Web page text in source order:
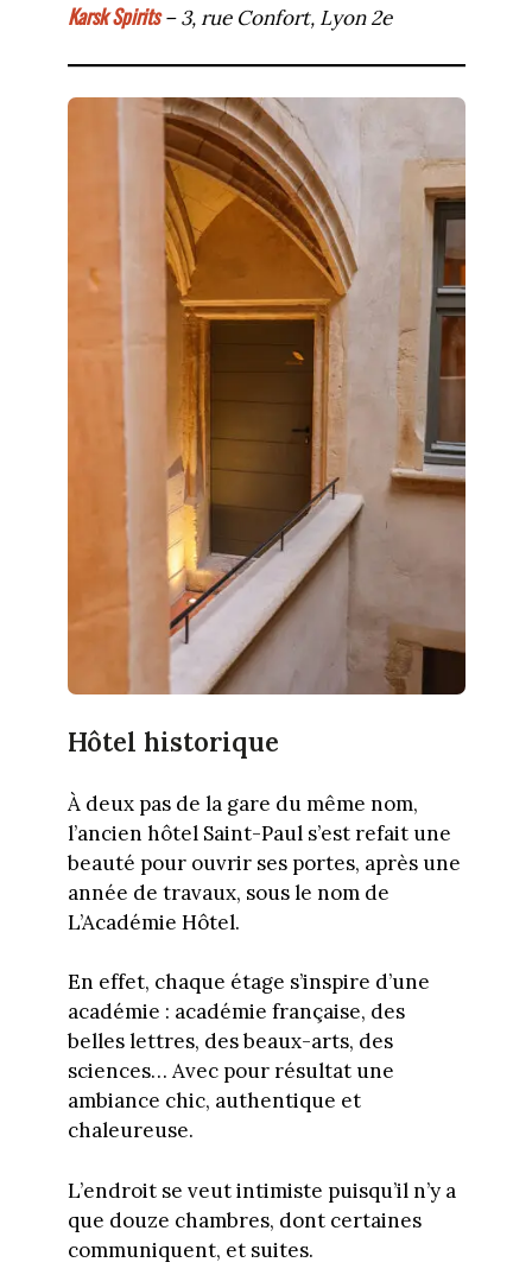
Karsk Spirits – 3, rue Confort, Lyon 2e
Hôtel historique
À deux pas de la gare du même nom,
l’ancien hôtel Saint-Paul s’est refait une
beauté pour ouvrir ses portes, après une
année de travaux, sous le nom de
L’Académie Hôtel.
En effet, chaque étage s’inspire d’une
académie : académie française, des
belles lettres, des beaux-arts, des
sciences… Avec pour résultat une
ambiance chic, authentique et
chaleureuse.
L’endroit se veut intimiste puisqu’il n’y a
que douze chambres, dont certaines
communiquent, et suites.